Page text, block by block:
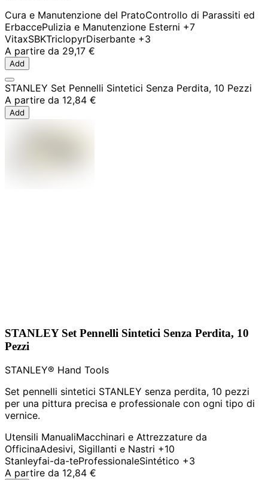
Cura e Manutenzione del PratoControllo di Parassiti ed
ErbaccePulizia e Manutenzione Esterni +7
VitaxSBKTriclopyrDiserbante +3
A partire da 29,17 €
Add
STANLEY Set Pennelli Sintetici Senza Perdita, 10 Pezzi
A partire da 12,84 €
Add
STANLEY Set Pennelli Sintetici Senza Perdita, 10
Pezzi
STANLEY® Hand Tools
Set pennelli sintetici STANLEY senza perdita, 10 pezzi
per una pittura precisa e professionale con ogni tipo di
vernice.
Utensili ManualiMacchinari e Attrezzature da
OfficinaAdesivi, Sigillanti e Nastri +10
Stanleyfai-da-teProfessionaleSintético +3
A partire da 12,84 €